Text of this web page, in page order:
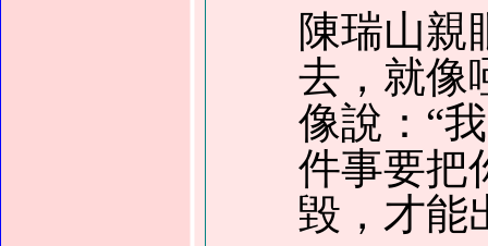
陳瑞山親
去，就像
像說：“
件事要把
毀，才能